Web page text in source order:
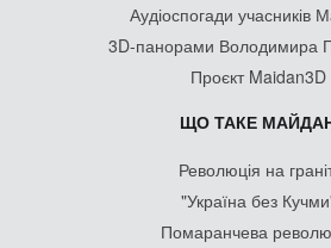
Аудіоспогади учасників
3D-панорами Володимира
Проєкт Maidan3D
ЩО ТАКЕ
Революція на
"Україна без
Помаранчева